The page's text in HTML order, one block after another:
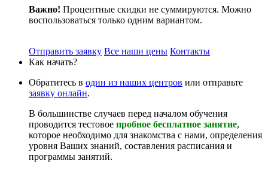
Важно! Процентные скидки не суммируются. Можно
воспользоваться только одним вариантом.
Отправить заявку Все наши цены Контакты
Как начать?
Обратитесь в один из наших центров или отправьте
заявку онлайн.
В большинстве случаев перед началом обучения
проводится тестовое пробное бесплатное занятие,
которое необходимо для знакомства с нами, определения
уровня Ваших знаний, составления расписания и
программы занятий.